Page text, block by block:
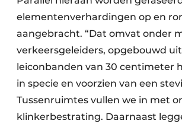
elementenverhardingen op en
aangebracht. “Dat omvat onder
verkeersgeleiders, opgebouwd uit
leiconbanden van 30 centimeter
in specie en voorzien van een
Tussenruimtes vullen we in met
klinkerbestrating. Daarnaast